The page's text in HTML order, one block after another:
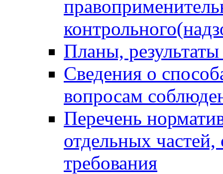
Планы,
Сведения о
вопросам
Перечень
отдельных
требования